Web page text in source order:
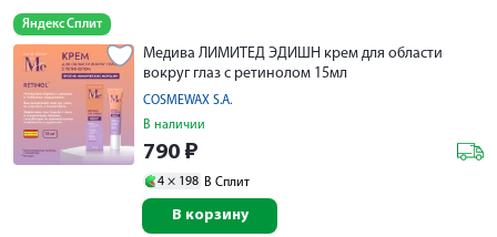
Яндекс Сплит
Медива ЛИМИТЕД ЭДИШН крем для области
вокруг глаз с ретинолом 15мл
COSMEWAX S.A.
В наличии
790 ₽
4 × 198 В Сплит
В корзину